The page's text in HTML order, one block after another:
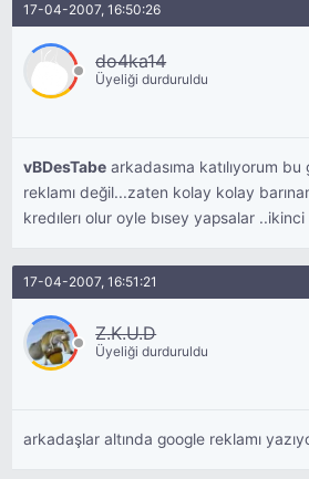
17-04-2007, 16:50:26
do4ka14
Üyeliği durduruldu
vBDesTabe arkadasıma katılıyorum
reklamı değil...zaten kolay kolay
kredılerı olur oyle bısey yapsalar
17-04-2007, 16:51:21
Z.K.U.D
Üyeliği durduruldu
arkadaşlar altında google reklamı